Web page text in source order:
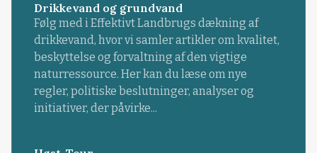
Drikkevand og grundvand
Følg med i Effektivt Landbrugs dækning af
drikkevand, hvor vi samler artikler om kvalitet,
beskyttelse og forvaltning af den vigtige
naturressource. Her kan du læse om nye
regler, politiske beslutninger, analyser og
initiativer, der påvirke...